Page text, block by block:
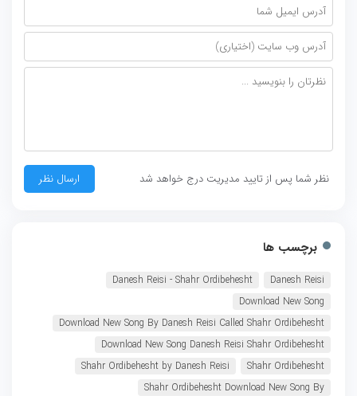
نظر شما پس از تایید مدیریت درج خواهد شد
برچسب ها
Danesh Reisi
Danesh Reisi - Shahr Ordibehesht
Download New Song
Download New Song By Danesh Reisi Called Shahr Ordibehesht
Download New Song Danesh Reisi Shahr Ordibehesht
Shahr Ordibehesht
Shahr Ordibehesht by Danesh Reisi
Shahr Ordibehesht Download New Song By